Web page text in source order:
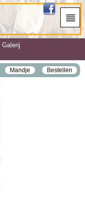
Galerij
Mandje Bestellen